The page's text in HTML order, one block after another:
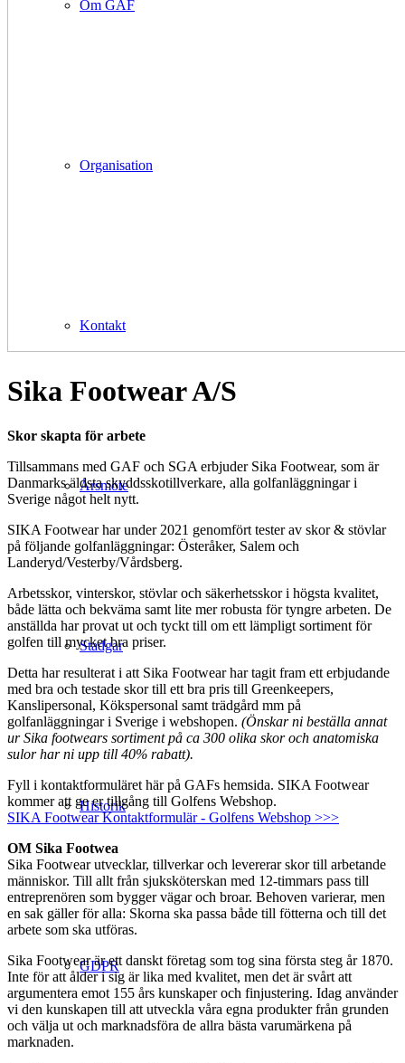
Om GAF
Organisation
Kontakt
Årsmöte
Stadgar
Historik
GDPR
Sika Footwear A/S
Skor skapta för arbete
Tillsammans med GAF och SGA erbjuder Sika Footwear, som är
Danmarks äldsta skyddsskotillverkare, alla golfanläggningar i
Sverige något helt nytt.
SIKA Footwear har under 2021 genomfört tester av skor & stövlar
på följande golfanläggningar: Österåker, Salem och
Landeryd/Vesterby/Vårdsberg.
Arbetsskor, vinterskor, stövlar och säkerhetsskor i högsta kvalitet,
både lätta och bekväma samt lite mer robusta för tyngre arbeten. De
anställda har provat ut och tyckt till om ett lämpligt sortiment för
golfen till mycket bra priser.
Detta har resulterat i att Sika Footwear har tagit fram ett erbjudande
med bra och testade skor till ett bra pris till Greenkeepers,
Kanslipersonal, Kökspersonal samt trädgård mm på
golfanläggningar i Sverige i webshopen. (Önskar ni beställa annat
ur Sika footwears sortiment på ca 300 olika skor och anatomiska
sulor har ni upp till 40% rabatt).
Fyll i kontaktformuläret här på GAFs hemsida. SIKA Footwear
kommer att ge er tillgång till Golfens Webshop.
SIKA Footwear Kontaktformulär - Golfens Webshop >>>
OM Sika Footwea
Sika Footwear utvecklar, tillverkar och levererar skor till arbetande
människor. Till allt från sjuksköterskan med 12-timmars pass till
entreprenören som bygger vägar och broar. Behoven varierar, men
en sak gäller för alla: Skorna ska passa både till fötterna och till det
arbete som ska utföras.
Sika Footwear är ett danskt företag som tog sina första steg år 1870.
Inte för att ålder i sig är lika med kvalitet, men det är svårt att
argumentera emot 155 års kunskaper och finjustering. Idag använder
vi den kunskapen till att utveckla våra egna produkter från grunden
och välja ut och marknadsföra de allra bästa varumärkena på
marknaden.